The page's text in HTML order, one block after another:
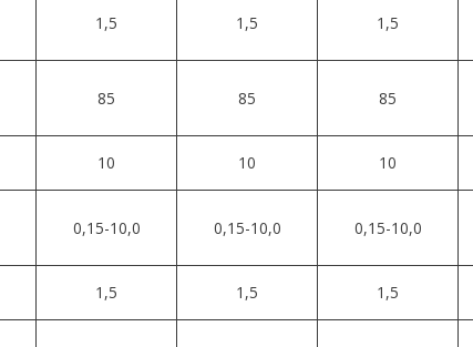
1,5 1,5 1,5
85 85 85
10 10 10
0,15-10,0 0,15-10,0 0,15-10,0
1,5 1,5 1,5